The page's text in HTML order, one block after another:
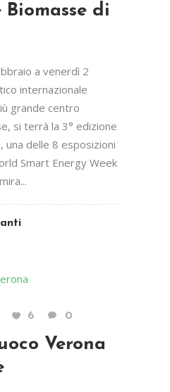
di
a venerdì 2
internazionale
grande centro
si terrà la 3° edizione
una delle 8 esposizioni
Smart Energy Week
6 0
Verona